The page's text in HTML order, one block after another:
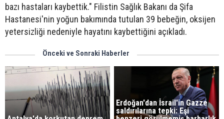
bazı hastaları kaybettik." Filistin Sağlık Bakanı da Şifa
Hastanesi'nin yoğun bakımında tutulan 39 bebeğin, oksijen
yetersizliği nedeniyle hayatını kaybettiğini açıkladı.
Önceki ve Sonraki Haberler
Erdoğan'dan İsrail'in Gazze
saldırılarına tepki: Eşi